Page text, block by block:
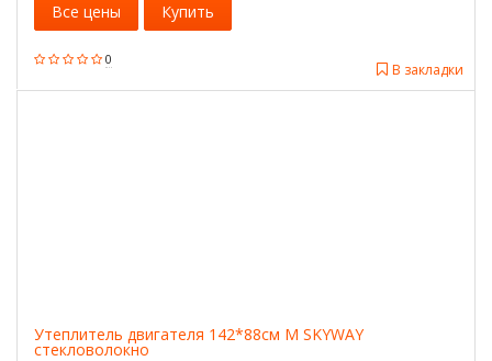
0
В закладки
Все цены Купить
Утеплитель двигателя 142*88см M SKYWAY
стекловолокно